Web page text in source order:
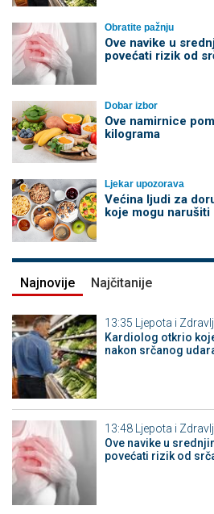
Obratite pažnju
Ove navike u
povećati rizik od
Dobar izbor
Ove namirnice
kilograma
Ljekar upozorava
Većina ljudi za
koje mogu narušiti
Najnovije Najčitanije
13:35 Ljepota i
Kardiolog otkrio
nakon srčanog
13:48
Ljepota i
Ove navike u
povećati rizik od